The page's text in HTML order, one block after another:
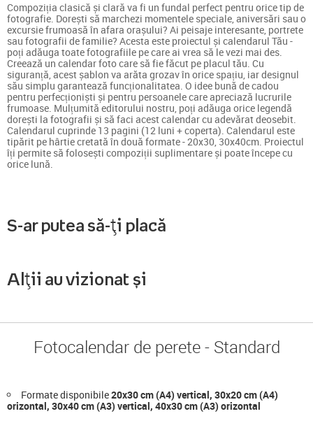
Compoziția clasică și clară va fi un fundal perfect pentru orice tip de
fotografie. Dorești să marchezi momentele speciale, aniversări sau o
excursie frumoasă în afara orașului? Ai peisaje interesante, portrete
sau fotografii de familie? Acesta este proiectul și calendarul Tău -
poți adăuga toate fotografiile pe care ai vrea să le vezi mai des.
Creează un calendar foto care să fie făcut pe placul tău. Cu
siguranță, acest șablon va arăta grozav în orice spațiu, iar designul
său simplu garantează funcționalitatea. O idee bună de cadou
pentru perfecționiști și pentru persoanele care apreciază lucrurile
frumoase. Mulțumită editorului nostru, poți adăuga orice legendă
dorești la fotografii și să faci acest calendar cu adevărat deosebit.
Calendarul cuprinde 13 pagini (12 luni + coperta). Calendarul este
tipărit pe hârtie cretată în două formate - 20x30, 30x40cm. Proiectul
îți permite să folosești compoziții suplimentare și poate începe cu
orice lună.
S-ar putea să-ți placă
Alții au vizionat și
Fotocalendar de perete - Standard
Formate disponibile20x30 cm (A4) vertical, 30x20 cm (A4)
orizontal, 30x40 cm (A3) vertical, 40x30 cm (A3) orizontal